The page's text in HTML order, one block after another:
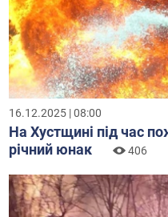
16.12.2025 | 08:00
На Хустщині під час
річний юнак
406